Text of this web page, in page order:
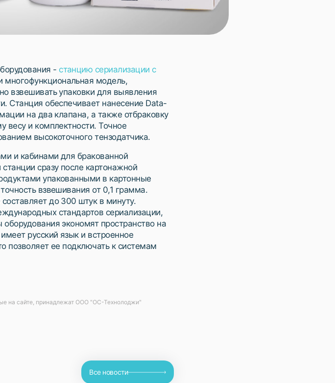
- станцию сериализации с
многофункциональная модель,
взвешивать упаковки для выявления
Станция обеспечивает нанесение Data-
на два клапана, а также отбраковку
весу и комплектности. Точное
высокоточного тензодатчика.
и кабинами для бракованной
сразу после картонажной
упакованными в картонные
взвешивания от 0,1 грамма.
до 300 штук в минуту.
стандартов сериализации,
экономят пространство на
русский язык и встроенное
позволяет ее подключать к системам
на сайте, принадлежат ООО "ОС-Технолоджи"
Все новости